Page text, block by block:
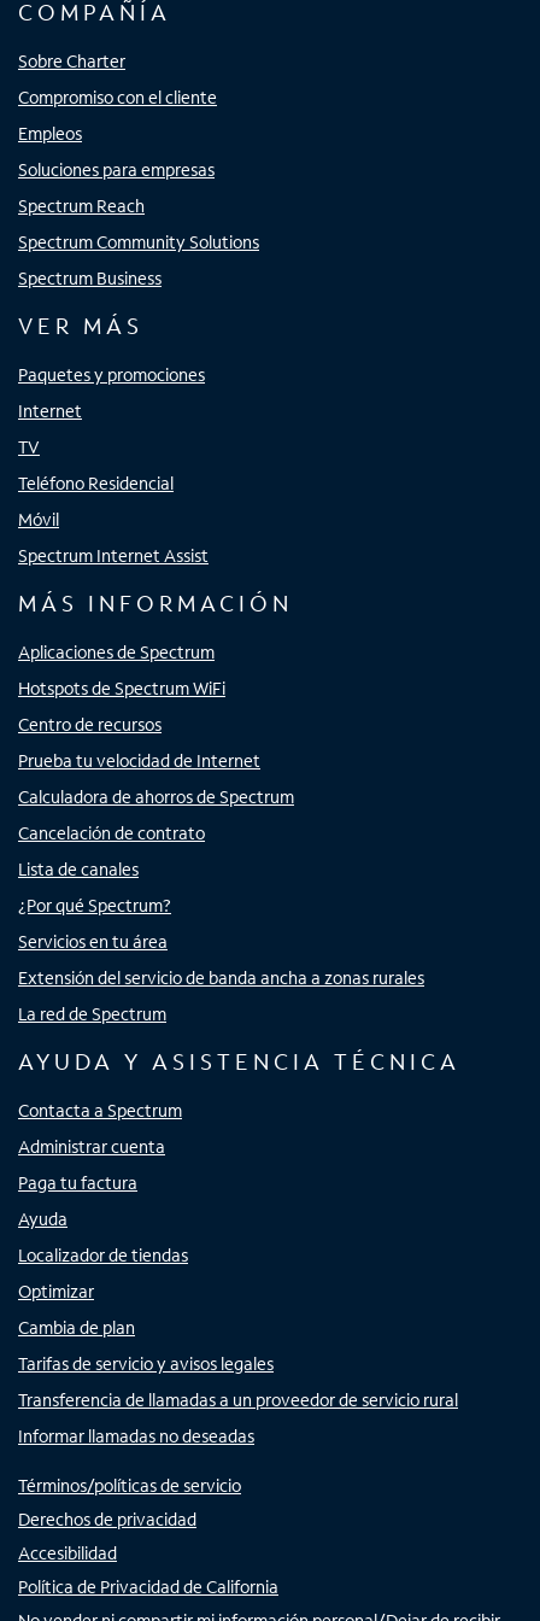
COMPAÑÍA
Sobre Charter
Compromiso con el cliente
Empleos
Soluciones para empresas
Spectrum Reach
Spectrum Community Solutions
Spectrum Business
VER MÁS
Paquetes y promociones
Internet
TV
Teléfono Residencial
Móvil
Spectrum Internet Assist
MÁS INFORMACIÓN
Aplicaciones de Spectrum
Hotspots de Spectrum WiFi
Centro de recursos
Prueba tu velocidad de Internet
Calculadora de ahorros de Spectrum
Cancelación de contrato
Lista de canales
¿Por qué Spectrum?
Servicios en tu área
Extensión del servicio de banda ancha a zonas rurales
La red de Spectrum
AYUDA Y ASISTENCIA TÉCNICA
Contacta a Spectrum
Administrar cuenta
Paga tu factura
Ayuda
Localizador de tiendas
Optimizar
Cambia de plan
Tarifas de servicio y avisos legales
Transferencia de llamadas a un proveedor de servicio rural
Informar llamadas no deseadas
Términos/políticas de servicio
Derechos de privacidad
Accesibilidad
Política de Privacidad de California